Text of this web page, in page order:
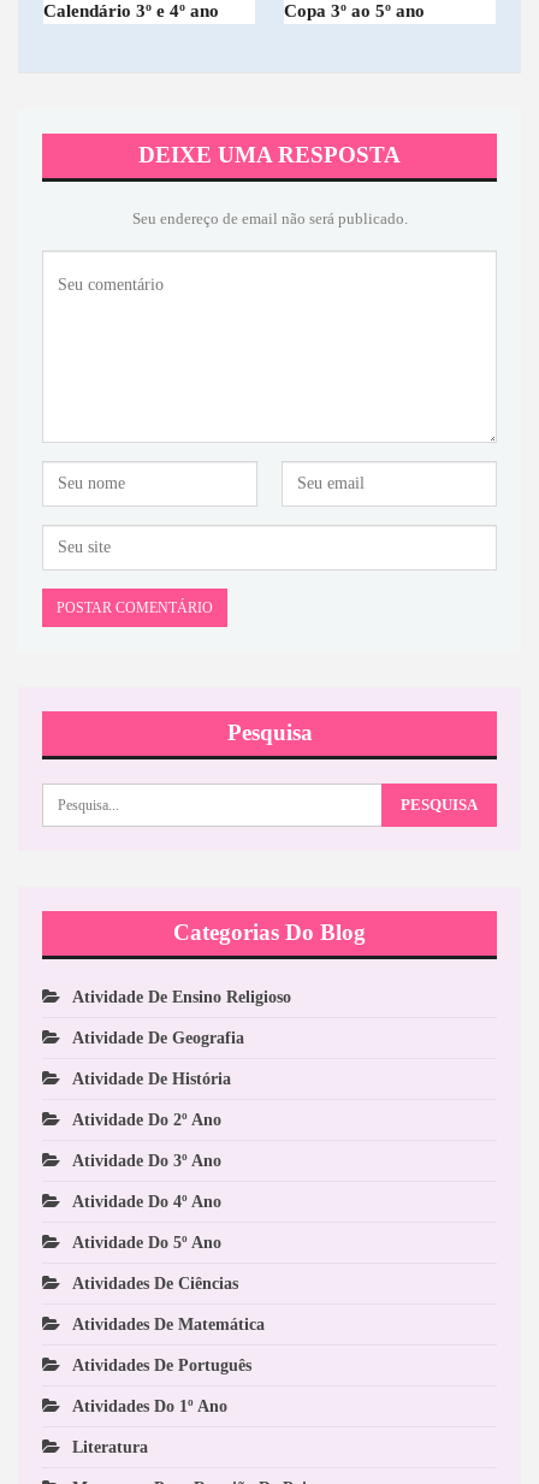
Calendário 3º e 4º ano
Copa 3º ao 5º ano
DEIXE UMA RESPOSTA
Seu endereço de email não será publicado.
Pesquisa
Categorias Do Blog
Atividade De Ensino Religioso
Atividade De Geografia
Atividade De História
Atividade Do 2º Ano
Atividade Do 3º Ano
Atividade Do 4º Ano
Atividade Do 5º Ano
Atividades De Ciências
Atividades De Matemática
Atividades De Português
Atividades Do 1º Ano
Literatura